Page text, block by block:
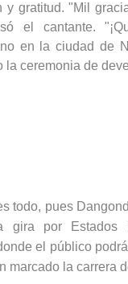
y gratitud. "Mil
el cantante.
en la ciudad de
la ceremonia de
todo, pues Dangond
gira por Estados
el público
marcado la carrera